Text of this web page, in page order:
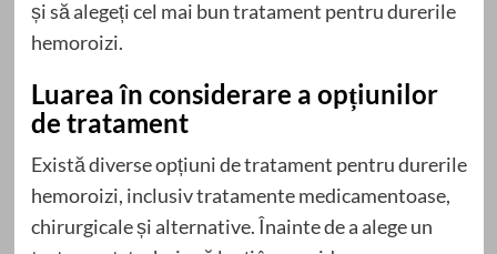
și să alegeți cel mai bun tratament pentru durerile
hemoroizi.
Luarea în considerare a opțiunilor
de tratament
Există diverse opțiuni de tratament pentru durerile
hemoroizi, inclusiv tratamente medicamentoase,
chirurgicale și alternative. Înainte de a alege un